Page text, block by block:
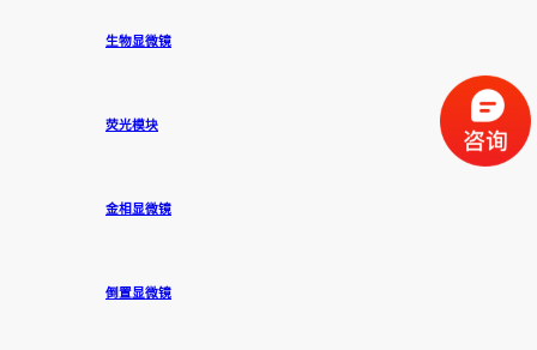
生物显微镜
荧光模块
金相显微镜
倒置显微镜